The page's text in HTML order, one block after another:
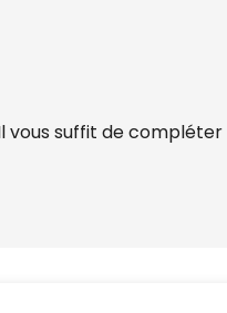
vous suffit de